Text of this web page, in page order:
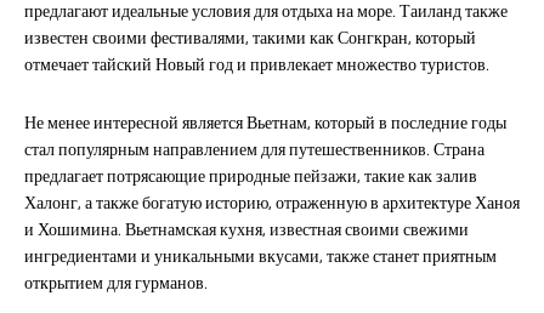
предлагают идеальные условия для отдыха на море. Таиланд также
известен своими фестивалями, такими как Сонгкран, который
отмечает тайский Новый год и привлекает множество туристов.
Не менее интересной является Вьетнам, который в последние годы
стал популярным направлением для путешественников. Страна
предлагает потрясающие природные пейзажи, такие как залив
Халонг, а также богатую историю, отраженную в архитектуре Ханоя
и Хошимина. Вьетнамская кухня, известная своими свежими
ингредиентами и уникальными вкусами, также станет приятным
открытием для гурманов.